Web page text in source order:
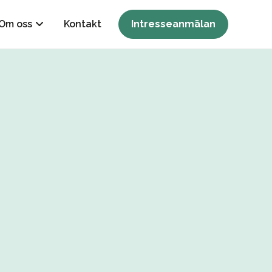
oss Kontakt Intresseanmälan